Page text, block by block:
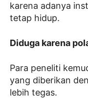
karena adanya
tetap hidup.
Diduga karena
Para peneliti
yang diberikan
lebih tegas.